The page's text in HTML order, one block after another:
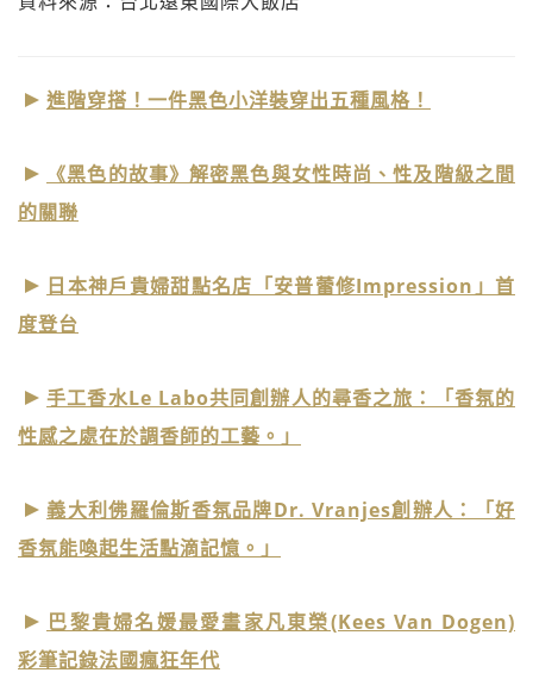
進階穿搭！一件黑色小洋裝穿出五種風格！
《黑色的故事》解密黑色與女性時尚、性及階級之間
的關聯
日本神戶貴婦甜點名店「安普蕾修Impression」首
度登台
手工香水Le Labo共同創辦人的尋香之旅：「香氛的
性感之處在於調香師的工藝。」
義大利佛羅倫斯香氛品牌Dr. Vranjes創辦人：「好
香氛能喚起生活點滴記憶。」
巴黎貴婦名媛最愛畫家凡東榮(Kees Van Dogen)
彩筆記錄法國瘋狂年代